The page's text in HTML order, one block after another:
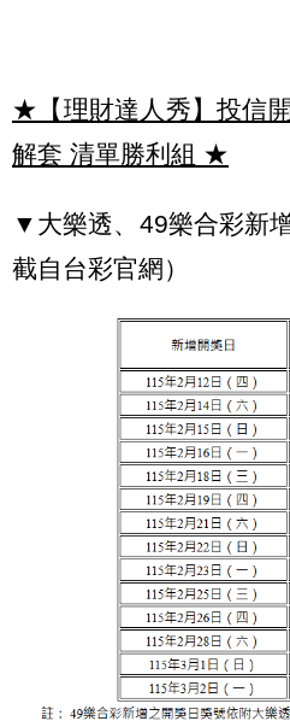
★【理財達人秀】投信
解套 清單勝利組 ★
▼大樂透、49樂合彩新
截自台彩官網）